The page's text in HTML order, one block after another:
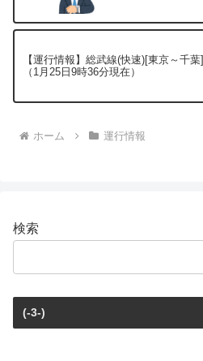
【運行情報】総武線(快速)[東京～千葉]
（1月25日9時36分現在）
ホーム 運行情報
検索
(-3-)